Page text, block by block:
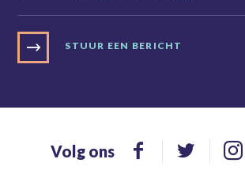
STUUR EEN BERICHT
Volg ons